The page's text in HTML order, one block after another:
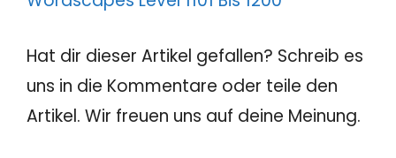
Hat dir dieser Artikel gefallen? Schreib es
uns in die Kommentare oder teile den
Artikel. Wir freuen uns auf deine Meinung.